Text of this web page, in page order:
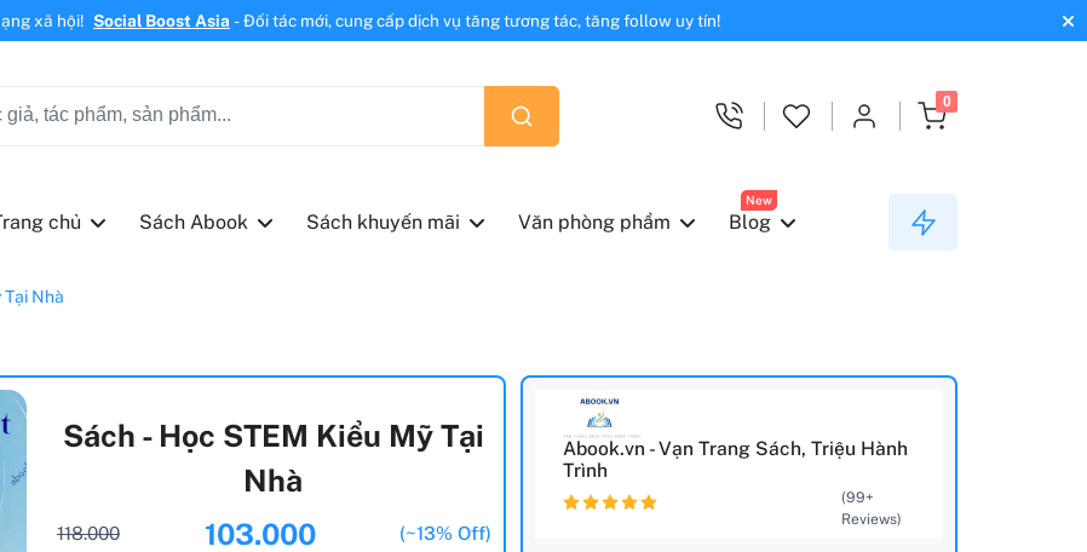
xã hội! Social Boost Asia - Đối tác mới, cung cấp dịch vụ tăng tương tác, tăng follow uy tín!
0
chủ Sách Abook Sách khuyến mãi Văn phòng phẩm
New
Blog
Tại Nhà
Sách - Học STEM Kiểu Mỹ Tại
Nhà
118.000 103.000 (~13% Off)
Abook.vn - Vạn Trang Sách, Triệu Hành
Trình
(99+
Reviews)